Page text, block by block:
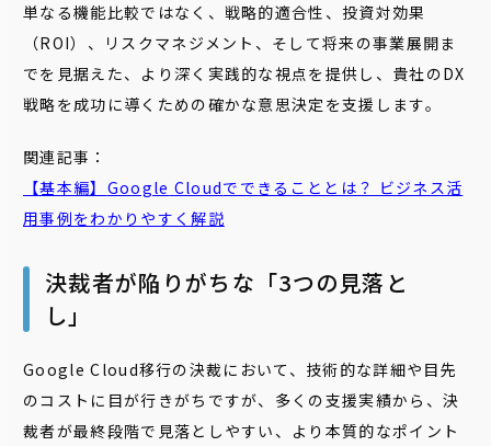
単なる機能比較ではなく、戦略的適合性、投資対効果
（ROI）、リスクマネジメント、そして将来の事業展開ま
でを見据えた、より深く実践的な視点を提供し、貴社のDX
戦略を成功に導くための確かな意思決定を支援します。
関連記事：
【基本編】 Google Cloudでできることとは？ ビジネス活
用事例をわかりやすく解説
決裁者が陥りがちな「3つの見落と
し」
Google Cloud移行の決裁において、技術的な詳細や目先
のコストに目が行きがちですが、多くの支援実績から、決
裁者が最終段階で見落としやすい、より本質的なポイント